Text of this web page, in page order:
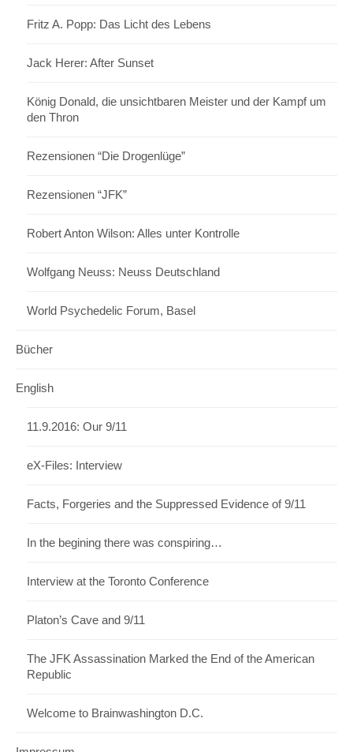
Fritz A. Popp: Das Licht des Lebens
Jack Herer: After Sunset
König Donald, die unsichtbaren Meister und der Kampf um
den Thron
Rezensionen “Die Drogenlüge”
Rezensionen “JFK”
Robert Anton Wilson: Alles unter Kontrolle
Wolfgang Neuss: Neuss Deutschland
World Psychedelic Forum, Basel
Bücher
English
11.9.2016: Our 9/11
eX-Files: Interview
Facts, Forgeries and the Suppressed Evidence of 9/11
In the begining there was conspiring…
Interview at the Toronto Conference
Platon’s Cave and 9/11
The JFK Assassination Marked the End of the American
Republic
Welcome to Brainwashington D.C.